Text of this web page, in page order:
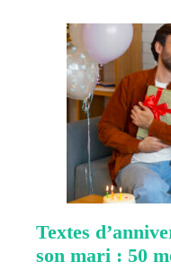
Textes
son mari : 50